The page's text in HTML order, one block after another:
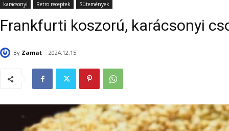
karácsonyi Retro receptek Sütemények
Frankfurti koszorú, karácsonyi
By Zamat 2024.12.15.